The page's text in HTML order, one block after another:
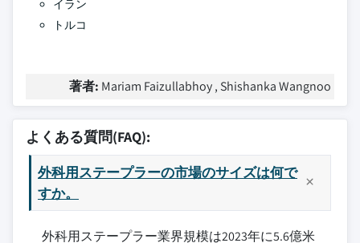
イラン
トルコ
著者: Mariam Faizullabhoy , Shishanka Wangnoo
よくある質問(FAQ):
外科用ステープラーの市場のサイズは何で
すか。
外科用ステープラー業界規模は2023年に5.6億米